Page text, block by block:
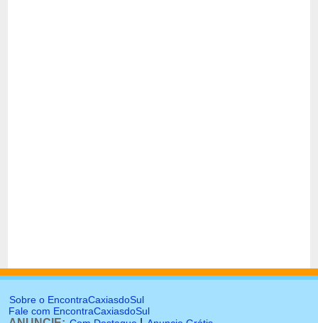
Sobre o EncontraCaxiasdoSul
Fale com EncontraCaxiasdoSul